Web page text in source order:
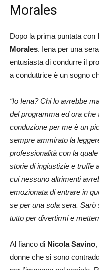
Morales
Dopo la prima puntata con
Morales. Iena per una
entusiasta di condurre il
a conduttrice è un sogno
“Io Iena? Chi lo avrebbe
del programma ed ora che
conduzione per me è un
sempre ammirato la
professionalità con la
storie di ingiustizie e truffe
cui nessuno altrimenti
emozionata di entrare in
se per una sola sera.
tutto per divertirmi e
Al fianco di Nicola Savino,
donne che si sono